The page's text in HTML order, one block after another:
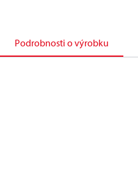
Podrobnosti o výrobku